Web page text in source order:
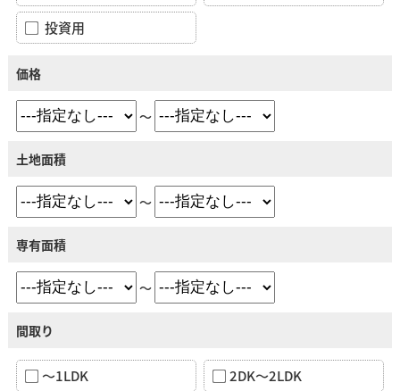
投資用
価格
～
土地面積
～
専有面積
～
間取り
～1LDK 2DK～2LDK